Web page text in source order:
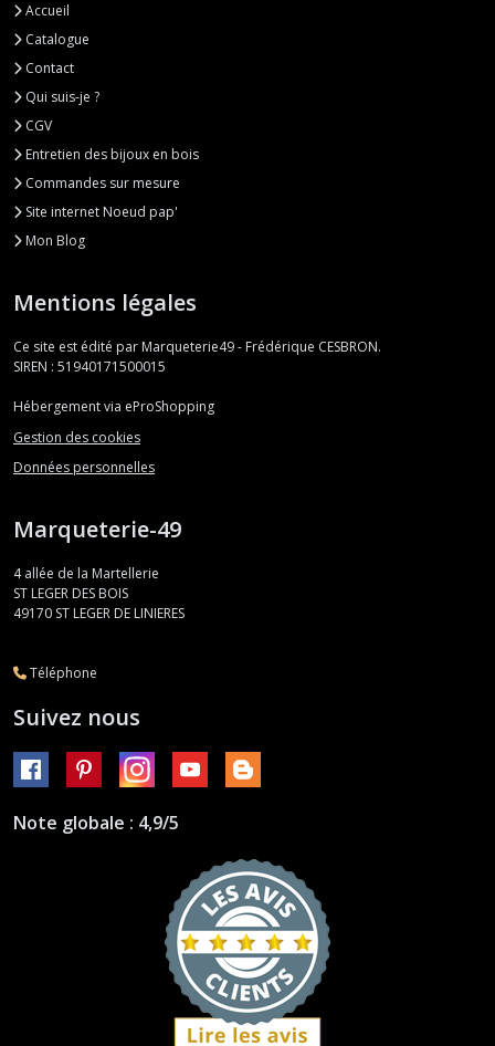
Accueil
Catalogue
Contact
Qui suis-je ?
CGV
Entretien des bijoux en bois
Commandes sur mesure
Site internet Noeud pap'
Mon Blog
Mentions légales
Ce site est édité par Marqueterie49 - Frédérique CESBRON.
SIREN : 51940171500015
Hébergement via eProShopping
Gestion des cookies
Données personnelles
Marqueterie-49
4 allée de la Martellerie
ST LEGER DES BOIS
49170 ST LEGER DE LINIERES
Téléphone
Suivez nous
Note globale : 4,9/5